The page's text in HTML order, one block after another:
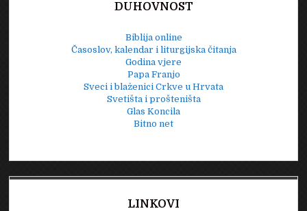
DUHOVNOST
Biblija online
Časoslov, kalendar i liturgijska čitanja
Godina vjere
Papa Franjo
Sveci i blaženici Crkve u Hrvata
Svetišta i prošteništa
Glas Koncila
Bitno net
LINKOVI